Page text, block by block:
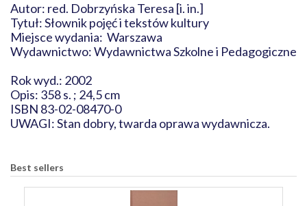
Autor: red. Dobrzyńska Teresa [i. in.]
Tytuł: Słownik pojęć i tekstów kultury
Miejsce wydania: Warszawa
Wydawnictwo: Wydawnictwa Szkolne i Pedagogiczne
Rok wyd.: 2002
Opis: 358 s. ; 24,5 cm
ISBN 83-02-08470-0
UWAGI: Stan dobry, twarda oprawa wydawnicza.
Best sellers